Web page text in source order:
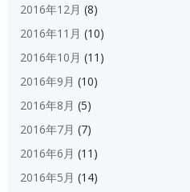
2016年12月 (8)
2016年11月 (10)
2016年10月 (11)
2016年9月 (10)
2016年8月 (5)
2016年7月 (7)
2016年6月 (11)
2016年5月 (14)